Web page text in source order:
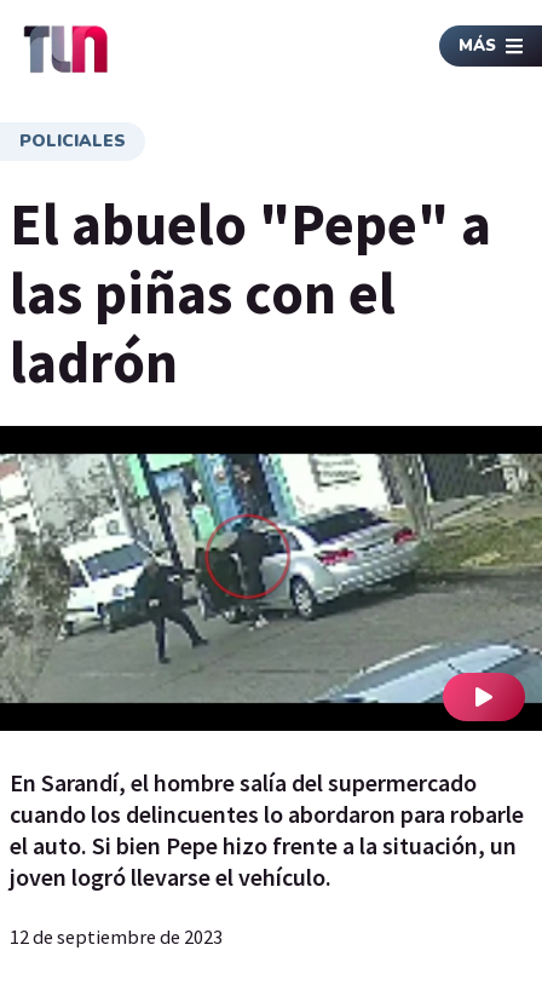
MÁS
POLICIALES
El abuelo "Pepe" a
las piñas con el
ladrón
En Sarandí, el hombre salía del supermercado
cuando los delincuentes lo abordaron para robarle
el auto. Si bien Pepe hizo frente a la situación, un
joven logró llevarse el vehículo.
12 de septiembre de 2023